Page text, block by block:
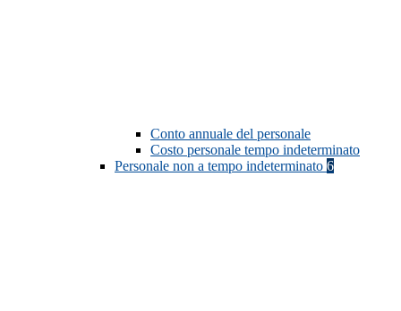
Conto annuale del personale
Costo personale tempo indeterminato
Personale non a tempo indeterminato 6